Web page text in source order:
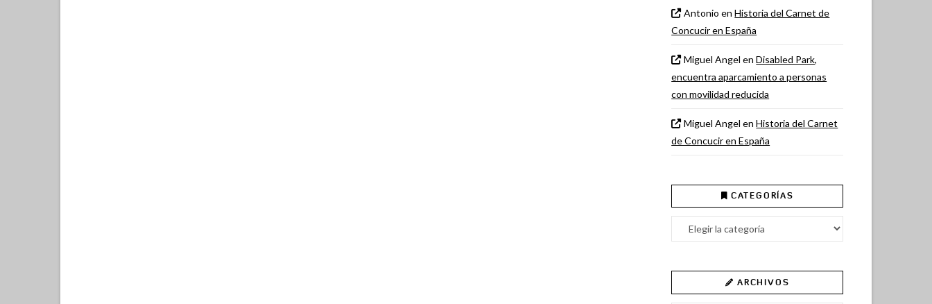
Antonio enHistoria del Carnet de
Concucir en España
Miguel Angel enDisabled Park,
encuentra aparcamiento a personas
con movilidad reducida
Miguel Angel enHistoria del Carnet
de Concucir en España
CATEGORÍAS
Categorías
ARCHIVOS